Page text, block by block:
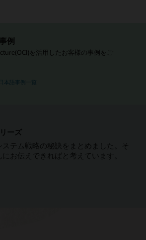
例
を活用したお客様の事例をご
日本語事例一覧
ーズ
テム戦略の秘訣をまとめました。そ
にお伝えできればと考えています。